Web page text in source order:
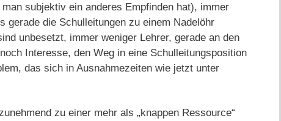
subjektiv ein anderes Empfinden hat), immer
die Schulleitungen zu einem Nadelöhr
unbesetzt, immer weniger Lehrer, gerade an den
Interesse, den Weg in eine Schulleitungsposition
das sich in Ausnahmezeiten wie jetzt unter
zu einer mehr als „knappen Ressource“